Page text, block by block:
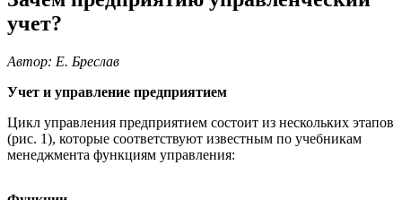
учет?
Автор: Е. Бреслав
Учет и управление предприятием
Цикл управления предприятием состоит из нескольких этапов
(рис. 1), которые соответствуют известным по учебникам
менеджмента функциям управления: